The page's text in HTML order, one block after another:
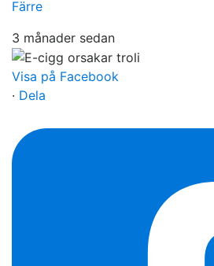
Färre
3 månader sedan
Visa på Facebook
· Dela